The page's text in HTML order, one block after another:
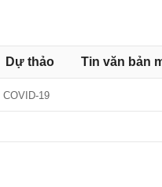
Dự thảo Tin văn bản
COVID-19